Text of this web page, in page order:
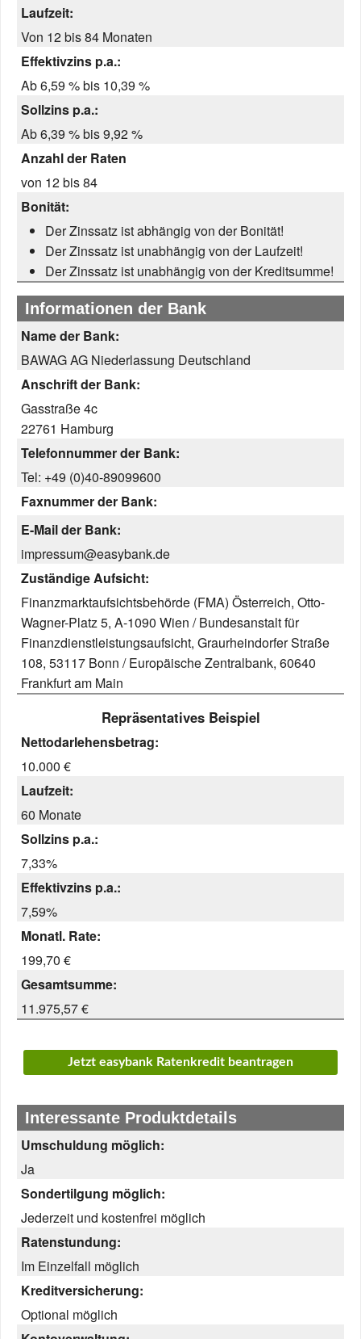
Laufzeit:
Von 12 bis 84 Monaten
Effektivzins p.a.:
Ab 6,59 % bis 10,39 %
Sollzins p.a.:
Ab 6,39 % bis 9,92 %
Anzahl der Raten
von 12 bis 84
Bonität:
Der Zinssatz ist abhängig von der Bonität!
Der Zinssatz ist unabhängig von der Laufzeit!
Der Zinssatz ist unabhängig von der Kreditsumme!
Informationen der Bank
Name der Bank:
BAWAG AG Niederlassung Deutschland
Anschrift der Bank:
Gasstraße 4c
22761 Hamburg
Telefonnummer der Bank:
Tel: +49 (0)40-89099600
Faxnummer der Bank:
E-Mail der Bank:
impressum@easybank.de
Zuständige Aufsicht:
Finanzmarktaufsichtsbehörde (FMA) Österreich, Otto-
Wagner-Platz 5, A-1090 Wien / Bundesanstalt für
Finanzdienstleistungsaufsicht, Graurheindorfer Straße
108, 53117 Bonn / Europäische Zentralbank, 60640
Frankfurt am Main
Repräsentatives Beispiel
Nettodarlehensbetrag:
10.000 €
Laufzeit:
60 Monate
Sollzins p.a.:
7,33%
Effektivzins p.a.:
7,59%
Monatl. Rate:
199,70 €
Gesamtsumme:
11.975,57 €
Jetzt easybank Ratenkredit beantragen
Interessante Produktdetails
Umschuldung möglich:
Ja
Sondertilgung möglich:
Jederzeit und kostenfrei möglich
Ratenstundung:
Im Einzelfall möglich
Kreditversicherung:
Optional möglich